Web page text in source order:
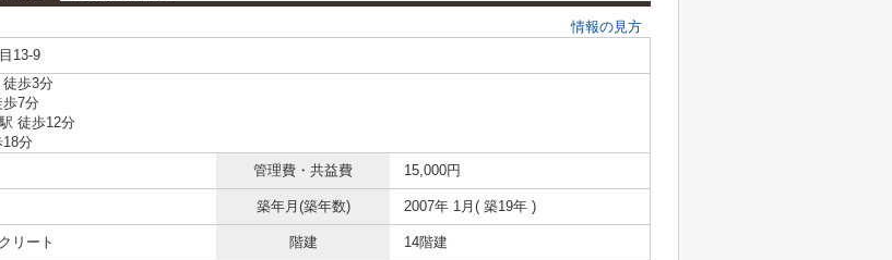
情報の見方
13-9
徒歩3分
歩7分
徒歩12分
18分
管理費・共益費 15,000円
築年月(築年数) 2007年 1月( 築19年 )
リート 階建 14階建